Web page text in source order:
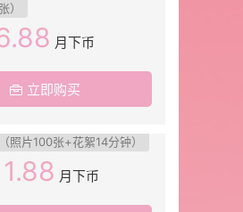
）
月下币
立即购买
照片100张+花絮14分钟）
月下币